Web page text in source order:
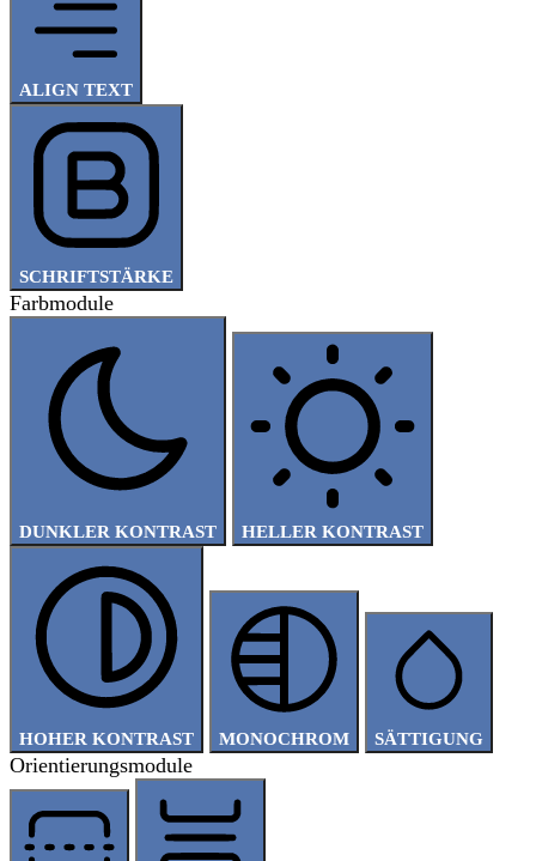
ALIGN TEXT
SCHRIFTSTÄRKE
Farbmodule
DUNKLER KONTRAST HELLER KONTRAST
HOHER KONTRAST MONOCHROM SÄTTIGUNG
Orientierungsmodule